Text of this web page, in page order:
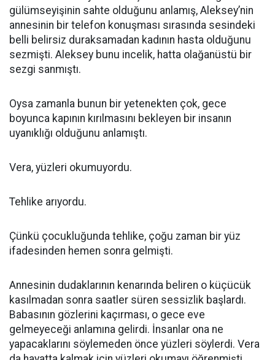
gülümseyişinin sahte olduğunu anlamış, Aleksey’nin
annesinin bir telefon konuşması sırasında sesindeki
belli belirsiz duraksamadan kadının hasta olduğunu
sezmişti. Aleksey bunu incelik, hatta olağanüstü bir
sezgi sanmıştı.
Oysa zamanla bunun bir yetenekten çok, gece
boyunca kapının kırılmasını bekleyen bir insanın
uyanıklığı olduğunu anlamıştı.
Vera, yüzleri okumuyordu.
Tehlike arıyordu.
Çünkü çocukluğunda tehlike, çoğu zaman bir yüz
ifadesinden hemen sonra gelmişti.
Annesinin dudaklarının kenarında beliren o küçücük
kasılmadan sonra saatler süren sessizlik başlardı.
Babasının gözlerini kaçırması, o gece eve
gelmeyeceği anlamına gelirdi. İnsanlar ona ne
yapacaklarını söylemeden önce yüzleri söylerdi. Vera